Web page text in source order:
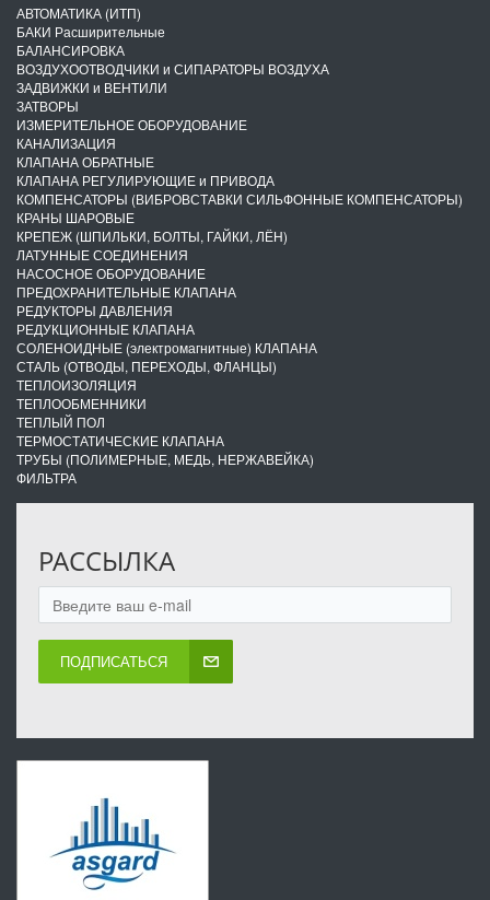
АВТОМАТИКА (ИТП)
БАКИ Расширительные
БАЛАНСИРОВКА
ВОЗДУХООТВОДЧИКИ и СИПАРАТОРЫ ВОЗДУХА
ЗАДВИЖКИ и ВЕНТИЛИ
ЗАТВОРЫ
ИЗМЕРИТЕЛЬНОЕ ОБОРУДОВАНИЕ
КАНАЛИЗАЦИЯ
КЛАПАНА ОБРАТНЫЕ
КЛАПАНА РЕГУЛИРУЮЩИЕ и ПРИВОДА
КОМПЕНСАТОРЫ (ВИБРОВСТАВКИ СИЛЬФОННЫЕ КОМПЕНСАТОРЫ)
КРАНЫ ШАРОВЫЕ
КРЕПЕЖ (ШПИЛЬКИ, БОЛТЫ, ГАЙКИ, ЛЁН)
ЛАТУННЫЕ СОЕДИНЕНИЯ
НАСОСНОЕ ОБОРУДОВАНИЕ
ПРЕДОХРАНИТЕЛЬНЫЕ КЛАПАНА
РЕДУКТОРЫ ДАВЛЕНИЯ
РЕДУКЦИОННЫЕ КЛАПАНА
СОЛЕНОИДНЫЕ (электромагнитные) КЛАПАНА
СТАЛЬ (ОТВОДЫ, ПЕРЕХОДЫ, ФЛАНЦЫ)
ТЕПЛОИЗОЛЯЦИЯ
ТЕПЛООБМЕННИКИ
ТЕПЛЫЙ ПОЛ
ТЕРМОСТАТИЧЕСКИЕ КЛАПАНА
ТРУБЫ (ПОЛИМЕРНЫЕ, МЕДЬ, НЕРЖАВЕЙКА)
ФИЛЬТРА
РАССЫЛКА
ПОДПИСАТЬСЯ